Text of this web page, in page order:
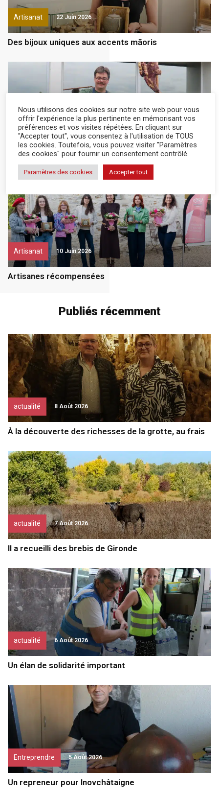
Artisanat 22 Juin 2026
Des bijoux uniques aux accents māoris
Artisanat 12 Juin 2026
Apprendre à sublimer ses produits avec un brasero
Artisanat 10 Juin 2026
Artisanes récompensées
Publiés récemment
actualité 8 Août 2026
À la découverte des richesses de la grotte, au frais
actualité 7 Août 2026
Il a recueilli des brebis de Gironde
actualité 6 Août 2026
Un élan de solidarité important
Entreprendre 5 Août 2026
Un repreneur pour Inovchâtaigne
Nous utilisons des cookies sur notre site web pour vous
offrir l'expérience la plus pertinente en mémorisant vos
préférences et vos visites répétées. En cliquant sur
"Accepter tout", vous consentez à l'utilisation de TOUS
les cookies. Toutefois, vous pouvez visiter "Paramètres
des cookies" pour fournir un consentement contrôlé.
Paramètres des cookies Accepter tout